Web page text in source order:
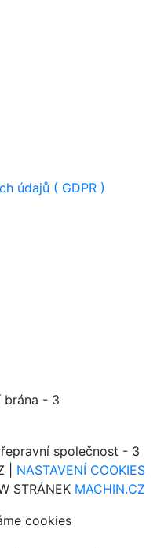
údajů ( GDPR )
| NASTAVENÍ COOKIES
STRÁNEK MACHIN.CZ
cookies